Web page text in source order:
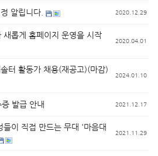
알립니다. 2020.12.29
롭게 홈페이지 운영을 시작
2020.04.01
터 활동가 채용(재공고)(마감)
2024.01.10
발급 안내 2021.12.17
이 직접 만드는 무대 '마음대
2021.11.29